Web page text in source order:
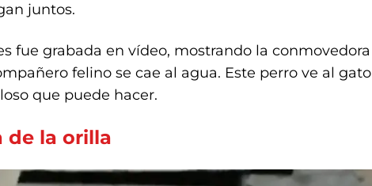
juntos.
fue grabada en vídeo, mostrando la conmovedora
felino se cae al agua. Este perro ve al gato
que puede hacer.
de la orilla